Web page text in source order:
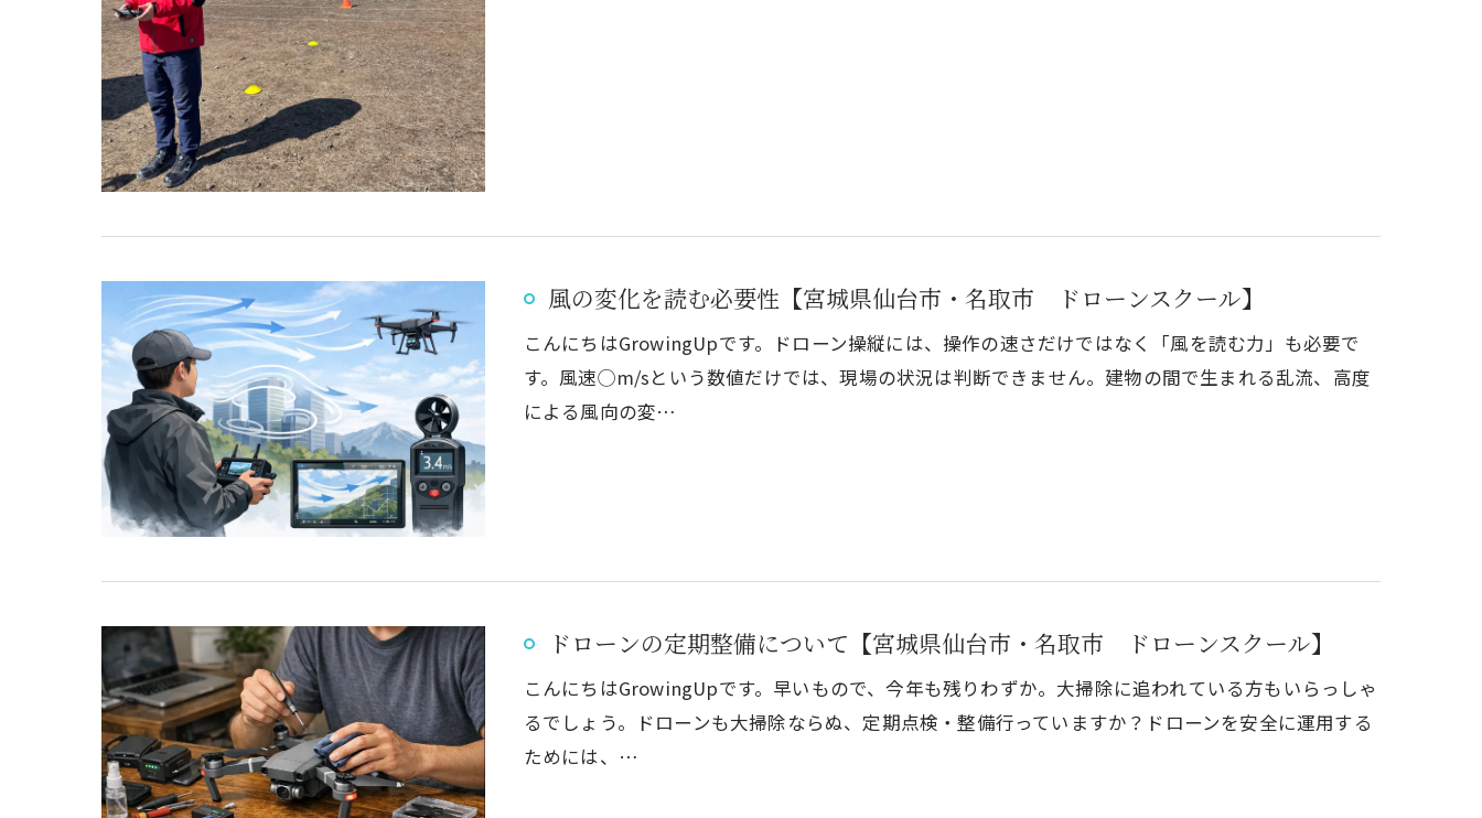
風の変化を読む必要性【宮城県仙台市・名取市 ドローンスクール】
こんにちはGrowingUpです。ドローン操縦には、操作の速さだけではなく「風を読む力」も必要で
す。風速◯m/sという数値だけでは、現場の状況は判断できません。建物の間で生まれる乱流、高度
による風向の変…
ドローンの定期整備について【宮城県仙台市・名取市 ドローンスクール】
こんにちはGrowingUpです。早いもので、今年も残りわずか。大掃除に追われている方もいらっしゃ
るでしょう。ドローンも大掃除ならぬ、定期点検・整備行っていますか？ドローンを安全に運用する
ためには、…